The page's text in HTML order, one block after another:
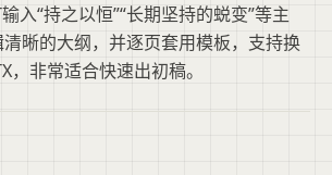
入“持之以恒”“长期坚持的蜕变”等主
晰的大纲，并逐页套用模板，支持换
，非常适合快速出初稿。